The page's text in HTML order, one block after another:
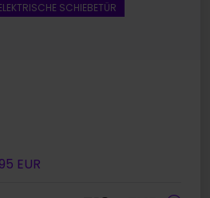
SCHIEBETÜR
EUR